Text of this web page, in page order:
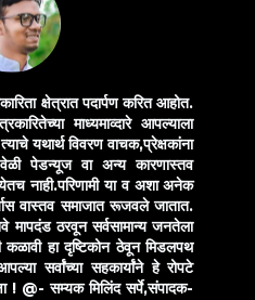
क्षेत्रात पदार्पण करित आहोत.
माध्यमाव्दारे आपल्याला
यथार्थ विवरण वाचक,प्रेक्षकांना
पेडन्यूज वा अन्य कारणास्तव
नाही.परिणामी या व अशा अनेक
वास्तव समाजात रूजवले जातात.
मापदंड ठरवून सर्वसामान्य जनतेला
कळावी हा दृष्टिकोन ठेवून मिडलपथ
सर्वांच्या सहकार्यांने हे रोपटे
! @- सम्यक मिलिंद सर्पे,संपादक-